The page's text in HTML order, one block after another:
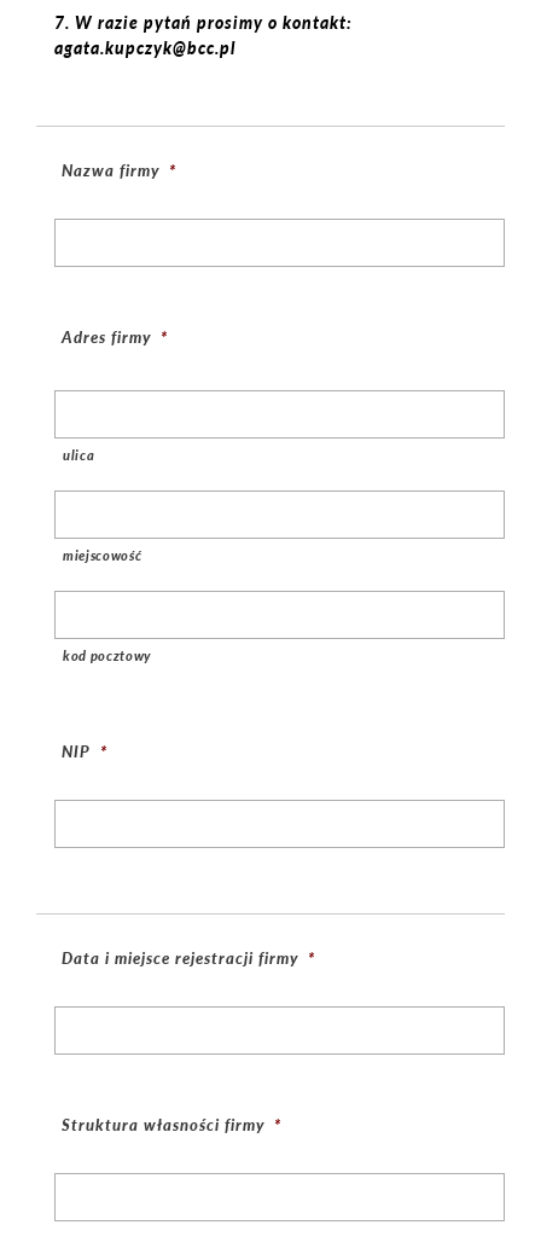
7. W razie pytań prosimy o kontakt:
agata.kupczyk@bcc.pl
Nazwa firmy *
Adres firmy *
ulica
miejscowość
kod pocztowy
NIP *
Data i miejsce rejestracji firmy *
Struktura własności firmy *